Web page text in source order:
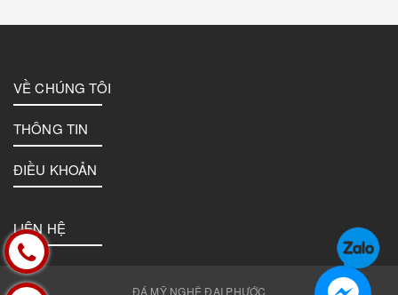
VỀ CHÚNG TÔI
THÔNG TIN
ĐIỀU KHOẢN
LIÊN HỆ
ĐÁ MỸ NGHỆ ĐẠI PHƯỚC